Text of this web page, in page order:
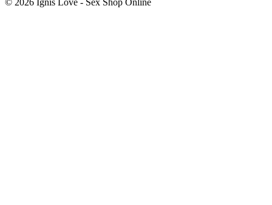
© 2026 Ignis Love - Sex Shop Online